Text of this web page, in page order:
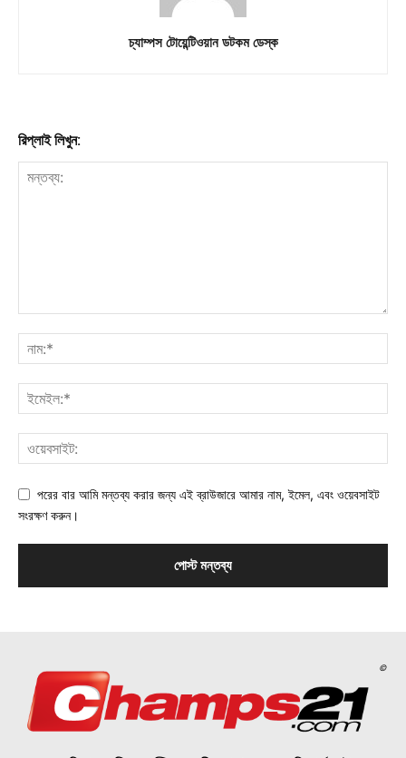
চ্যাম্পস টোয়েন্টিওয়ান ডটকম ডেস্ক
রিপ্লাই লিখুন:
পরের বার আমি মন্তব্য করার জন্য এই ব্রাউজারে আমার নাম, ইমেল, এবং ওয়েবসাইট
সংরক্ষণ করুন।
©